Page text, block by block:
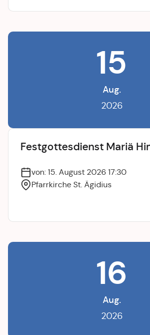
15
Aug.
2026
Festgottesdienst Mariä
von: 15. August 2026 17:30
Pfarrkirche St. Ägidius
16
Aug.
2026